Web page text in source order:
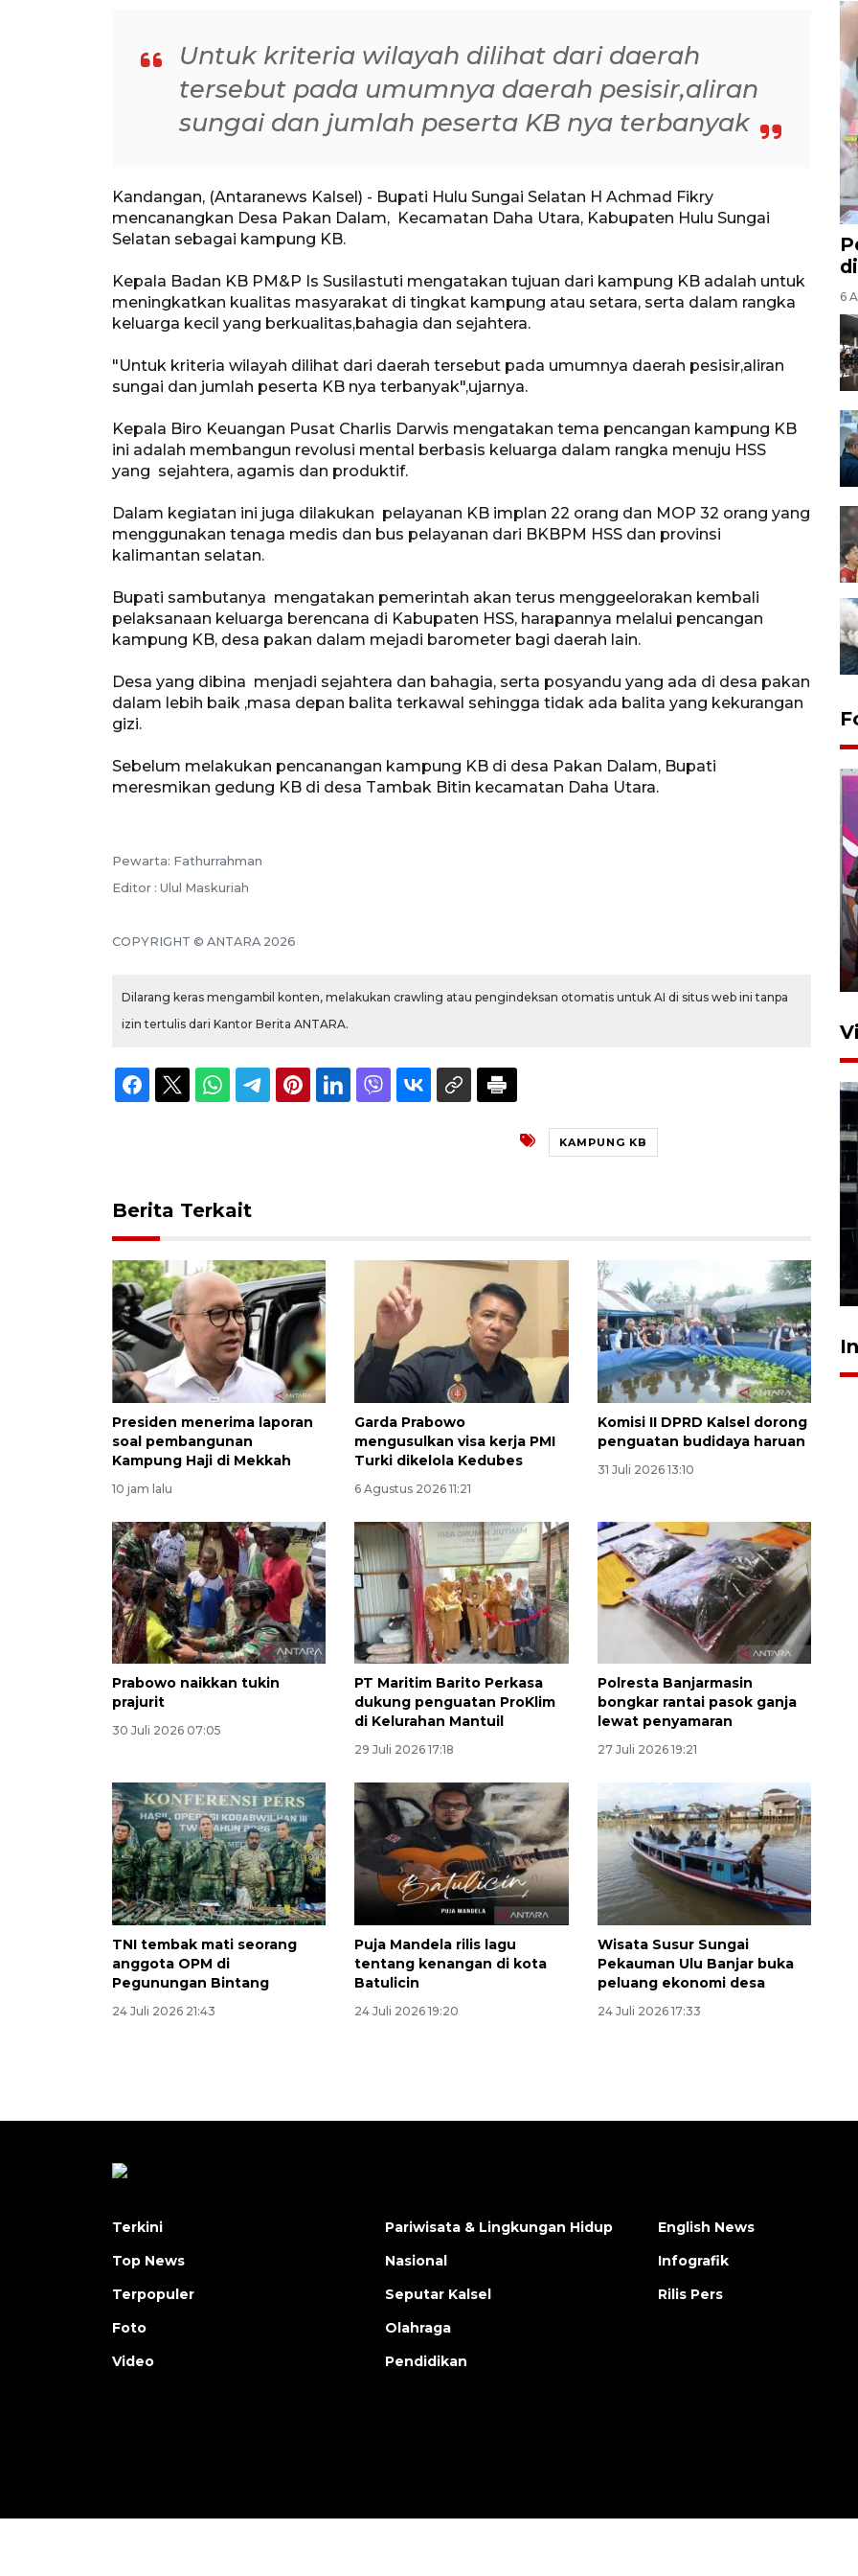
Untuk kriteria wilayah dilihat dari daerah
tersebut pada umumnya daerah pesisir,aliran
sungai dan jumlah peserta KB nya terbanyak
Kandangan, (Antaranews Kalsel) - Bupati Hulu Sungai Selatan H Achmad Fikry
mencanangkan Desa Pakan Dalam, Kecamatan Daha Utara, Kabupaten Hulu Sungai
Selatan sebagai kampung KB.
Kepala Badan KB PM&P Is Susilastuti mengatakan tujuan dari kampung KB adalah untuk
meningkatkan kualitas masyarakat di tingkat kampung atau setara, serta dalam rangka
keluarga kecil yang berkualitas,bahagia dan sejahtera.
"Untuk kriteria wilayah dilihat dari daerah tersebut pada umumnya daerah pesisir,aliran
sungai dan jumlah peserta KB nya terbanyak",ujarnya.
Kepala Biro Keuangan Pusat Charlis Darwis mengatakan tema pencangan kampung KB
ini adalah membangun revolusi mental berbasis keluarga dalam rangka menuju HSS
yang sejahtera, agamis dan produktif.
Dalam kegiatan ini juga dilakukan pelayanan KB implan 22 orang dan MOP 32 orang yang
menggunakan tenaga medis dan bus pelayanan dari BKBPM HSS dan provinsi
kalimantan selatan.
Bupati sambutanya mengatakan pemerintah akan terus menggeelorakan kembali
pelaksanaan keluarga berencana di Kabupaten HSS, harapannya melalui pencangan
kampung KB, desa pakan dalam mejadi barometer bagi daerah lain.
Desa yang dibina menjadi sejahtera dan bahagia, serta posyandu yang ada di desa pakan
dalam lebih baik ,masa depan balita terkawal sehingga tidak ada balita yang kekurangan
gizi.
Sebelum melakukan pencanangan kampung KB di desa Pakan Dalam, Bupati
meresmikan gedung KB di desa Tambak Bitin kecamatan Daha Utara.
Pewarta: Fathurrahman
Editor : Ulul Maskuriah
COPYRIGHT © ANTARA 2026
Dilarang keras mengambil konten, melakukan crawling atau pengindeksan otomatis untuk AI di situs web ini tanpa
izin tertulis dari Kantor Berita ANTARA.
KAMPUNG KB
Berita Terkait
Presiden menerima laporan
soal pembangunan
Kampung Haji di Mekkah
10 jam lalu
Garda Prabowo
mengusulkan visa kerja PMI
Turki dikelola Kedubes
6 Agustus 2026 11:21
Komisi II DPRD Kalsel dorong
penguatan budidaya haruan
31 Juli 2026 13:10
Prabowo naikkan tukin
prajurit
30 Juli 2026 07:05
PT Maritim Barito Perkasa
dukung penguatan ProKlim
di Kelurahan Mantuil
29 Juli 2026 17:18
Polresta Banjarmasin
bongkar rantai pasok ganja
lewat penyamaran
27 Juli 2026 19:21
TNI tembak mati seorang
anggota OPM di
Pegunungan Bintang
24 Juli 2026 21:43
Puja Mandela rilis lagu
tentang kenangan di kota
Batulicin
24 Juli 2026 19:20
Wisata Susur Sungai
Pekauman Ulu Banjar buka
peluang ekonomi desa
24 Juli 2026 17:33
6
Bagian 1
30 Juli 2026 17:51
Ekspedisi Rupiah Berdaulat
2026 sambangi Papua
2026-08-06 13:15:00
Terkini
Top News
Terpopuler
Foto
Video
Pariwisata & Lingkungan Hidup
Nasional
Seputar Kalsel
Olahraga
Pendidikan
English News
Infografik
Rilis Pers